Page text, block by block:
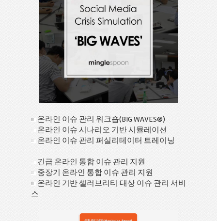
온라인 이슈 관리 워크숍(BIG WAVES®)
온라인 이슈 시나리오 기반 시뮬레이션
온라인 이슈 관리 퍼실리테이터 트레이닝
긴급 온라인 통합 이슈 관리 지원
중장기 온라인 통합 이슈 관리 지원
온라인 기반 셀러브리티 대상 이슈 관리 서비
스